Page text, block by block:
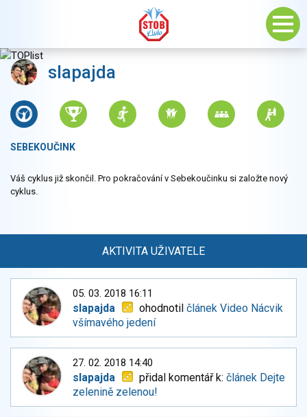
slapajda
SEBEKOUČINK
Váš cyklus již skončil. Pro pokračování v Sebekoučinku si založte nový
cyklus.
AKTIVITA UŽIVATELE
05. 03. 2018 16:11
slapajda ohodnotilčlánek Video Nácvik
všímavého jedení
27. 02. 2018 14:40
slapajda přidal komentář k:článek Dejte
zelenině zelenou!